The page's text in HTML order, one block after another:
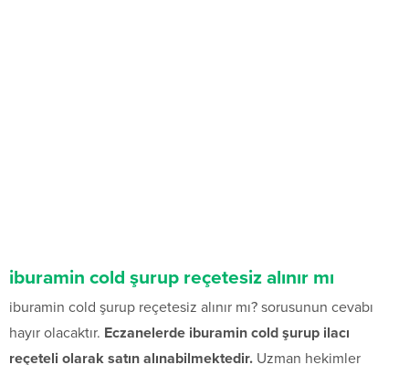
iburamin cold şurup reçetesiz alınır mı
iburamin cold şurup reçetesiz alınır mı? sorusunun cevabı
hayır olacaktır. Eczanelerde iburamin cold şurup ilacı
reçeteli olarak satın alınabilmektedir. Uzman hekimler